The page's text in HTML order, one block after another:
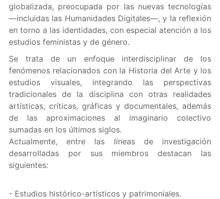
globalizada, preocupada por las nuevas tecnologías
—incluidas las Humanidades Digitales—, y la reflexión
en torno a las identidades, con especial atención a los
estudios feministas y de género.
Se trata de un enfoque interdisciplinar de los
fenómenos relacionados con la Historia del Arte y los
estudios visuales, integrando las perspectivas
tradicionales de la disciplina con otras realidades
artísticas, críticas, gráficas y documentales, además
de las aproximaciones al imaginario colectivo
sumadas en los últimos siglos.
Actualmente, entre las líneas de investigación
desarrolladas por sus miembros destacan las
siguientes:
- Estudios histórico-artísticos y patrimoniales.